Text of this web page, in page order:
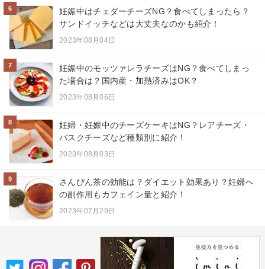
6
妊娠中はチェダーチーズNG？食べてしまったら？
サンドイッチなどは大丈夫なのかも紹介！
2023年08月04日
7
妊娠中のモッツァレラチーズはNG？食べてしまっ
た場合は？国内産・加熱済みはOK？
2023年08月06日
8
妊婦・妊娠中のチーズケーキはNG？レアチーズ・
バスクチーズなど種類別に紹介！
2023年08月03日
9
さんぴん茶の効能は？ダイエット効果あり？妊婦へ
の副作用もカフェイン量と紹介！
2023年07月29日